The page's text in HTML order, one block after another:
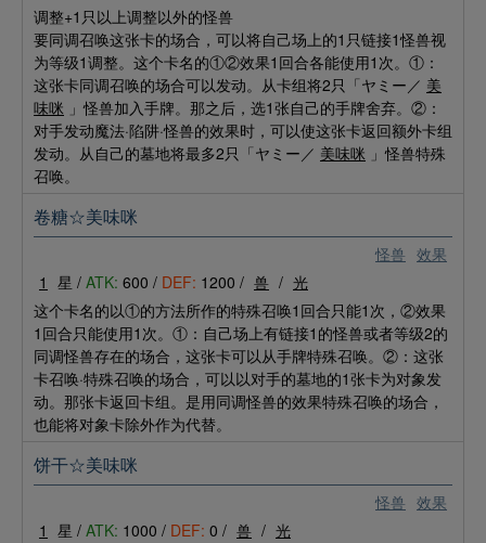
调整+1只以上调整以外的怪兽
要同调召唤这张卡的场合，可以将自己场上的1只链接1怪兽视
为等级1调整。这个卡名的①②效果1回合各能使用1次。①：
这张卡同调召唤的场合可以发动。从卡组将2只「ヤミー／ 美
味咪 」怪兽加入手牌。那之后，选1张自己的手牌舍弃。②：
对手发动魔法·陷阱·怪兽的效果时，可以使这张卡返回额外卡组
发动。从自己的墓地将最多2只「ヤミー／ 美味咪 」怪兽特殊
召唤。
怪兽 效果
卷糖☆美味咪
1 星 / ATK: 600 / DEF: 1200 / 兽 / 光
这个卡名的以①的方法所作的特殊召唤1回合只能1次，②效果
1回合只能使用1次。①：自己场上有链接1的怪兽或者等级2的
同调怪兽存在的场合，这张卡可以从手牌特殊召唤。②：这张
卡召唤·特殊召唤的场合，可以以对手的墓地的1张卡为对象发
动。那张卡返回卡组。是用同调怪兽的效果特殊召唤的场合，
也能将对象卡除外作为代替。
怪兽 效果
饼干☆美味咪
1 星 / ATK: 1000 / DEF: 0 / 兽 / 光